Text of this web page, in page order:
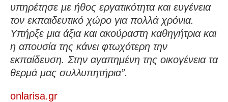
υπηρέτησε με ήθος εργατικότητα και ευγένεια
τον εκπαιδευτικό χώρο για πολλά χρόνια.
Υπήρξε μια άξια και ακούραστη καθηγήτρια και
η απουσία της κάνει φτωχότερη την
εκπαίδευση. Στην αγαπημένη της οικογένεια τα
θερμά μας συλλυπητήρια”.
onlarisa.gr